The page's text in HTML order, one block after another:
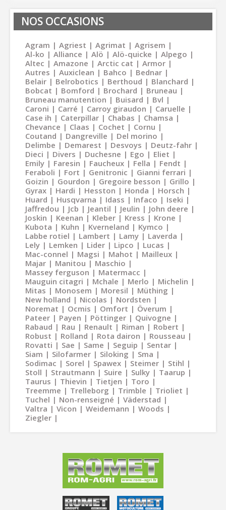
NOS OCCASIONS
Agram Agriest Agrimat
Agrisem
Al-ko
Alliance Alö Alö-quicke
Alpego
Altec
Amazone Arctic cat
Armor
Autres
Auxiclean Bahco
Bednar
Belair
Belrobotics Berthoud
Blanchard
Bobcat
Bomford Brochard
Bruneau
Bruneau manutention
Buisard
Bvl
Caroni
Carré Carroy giraudon
Caruelle
Case ih
Caterpillar Chabas
Chamsa
Chevance
Claas Cochet
Cornu
Coutand
Dangreville
Del morino
Delimbe
Demarest Desvoys
Deutz-fahr
Dieci
Divers Duchesne Ego
Eliet
Emily
Faresin Faucheux Fella
Fendt
Feraboli
Fort Genitronic
Gianni ferrari
Goizin
Gourdon Gregoire besson
Grillo
Gyrax
Hardi Hesston Honda
Horsch
Huard
Husqvarna Idass Infaco
Iseki
Jaffredou
Jcb Jeantil Jeulin
John deere
Joskin
Keenan Kleber Kress
Krone
Kubota
Kuhn Kverneland
Kymco
Labbe rotiel
Lambert Lamy
Laverda
Lely
Lemken Lider Lipco
Lucas
Mac-connel
Magsi Mahot
Mailleux
Majar
Manitou
Maschio
Massey ferguson
Matermacc
Mauguin citagri
Mchale Merlo
Michelin
Mitas
Monosem Moresil
Müthing
New holland
Nicolas
Nordsten
Noremat
Ocmis Omfort
Överum
Pateer
Payen Pöttinger
Quivogne
Rabaud
Rau Renault Riman
Robert
Robust
Rolland Rota dairon
Rousseau
Rovatti
Sae Same Seguip
Sentar
Siam
Silofarmer Siloking
Sma
Sodimac
Sorel Spawex Steimer
Stihl
Stoll
Strautmann Suire Sulky
Taarup
Taurus
Thievin Tietjen
Toro
Treemme
Trelleborg Trimble
Trioliet
Tuchel
Non-renseigné
Väderstad
Valtra
Vicon Weidemann
Woods
Ziegler